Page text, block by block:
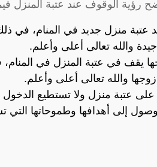
رؤية الوقوف عند عتبة المنزل
عتبة منزل جديد في المنام، في
والله تعالى أعلى وأعلم.
يقف في عتبة المنزل في
زوجها والله تعالى أعلى وأعلم.
على عتبة منزل ولا تستطيع
إلى أهدافها وطموحاتها التي